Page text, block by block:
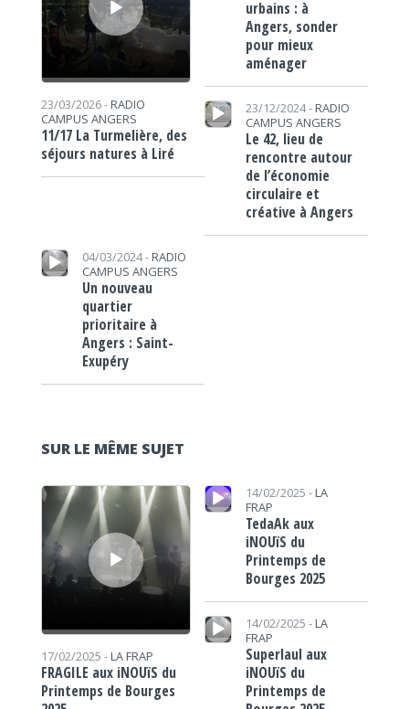
23/03/2026 - RADIO
CAMPUS ANGERS
11/17 La Turmelière, des
séjours natures à Liré
urbains : à
Angers, sonder
pour mieux
aménager
Lecteur audio
23/12/2024 - RADIO
CAMPUS ANGERS
Le 42, lieu de
rencontre autour
de l’économie
circulaire et
créative à Angers
Lecteur audio
04/03/2024 - RADIO
CAMPUS ANGERS
Un nouveau
quartier
prioritaire à
Angers : Saint-
Exupéry
SUR LE MÊME SUJET
Lecteur audio
17/02/2025 - LA FRAP
FRAGILE aux iNOUïS du
Printemps de Bourges
Lecteur audio 14/02/2025 - LA
FRAP
TedaAk aux
iNOUïS du
Printemps de
Bourges 2025
Lecteur audio
14/02/2025 - LA
FRAP
Superlaul aux
iNOUïS du
Printemps de